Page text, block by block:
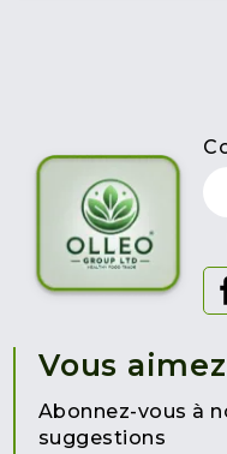
Vous
Abonnez-vous à
suggestions